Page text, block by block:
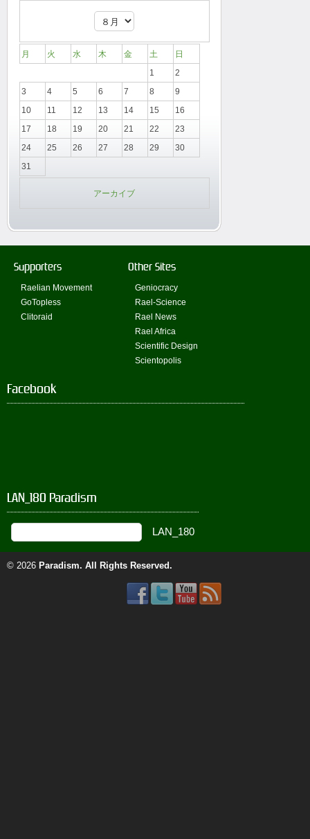
月 火 水 木 金 土
日
1
2
3
4 5 6 7 8
9
10
11 12 13 14 15
16
17
18 19 20 21 22
23
24
25 26 27 28 29
30
31
アーカイブ
Supporters
Raelian Movement
GoTopless
Clitoraid
Other Sites
Geniocracy
Rael-Science
Rael News
Rael Africa
Scientific Design
Scientopolis
Facebook
LAN_180 Paradism
© 2026 Paradism. All Rights Reserved.